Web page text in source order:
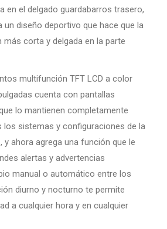
en el delgado guardabarros trasero,
un diseño deportivo que hace que la
más corta y delgada en la parte
multifunción TFT LCD a color
cuenta con pantallas
lo mantienen completamente
sistemas y configuraciones de la
ahora agrega una función que le
alertas y advertencias
manual o automático entre los
diurno y nocturno te permite
a cualquier hora y en cualquier